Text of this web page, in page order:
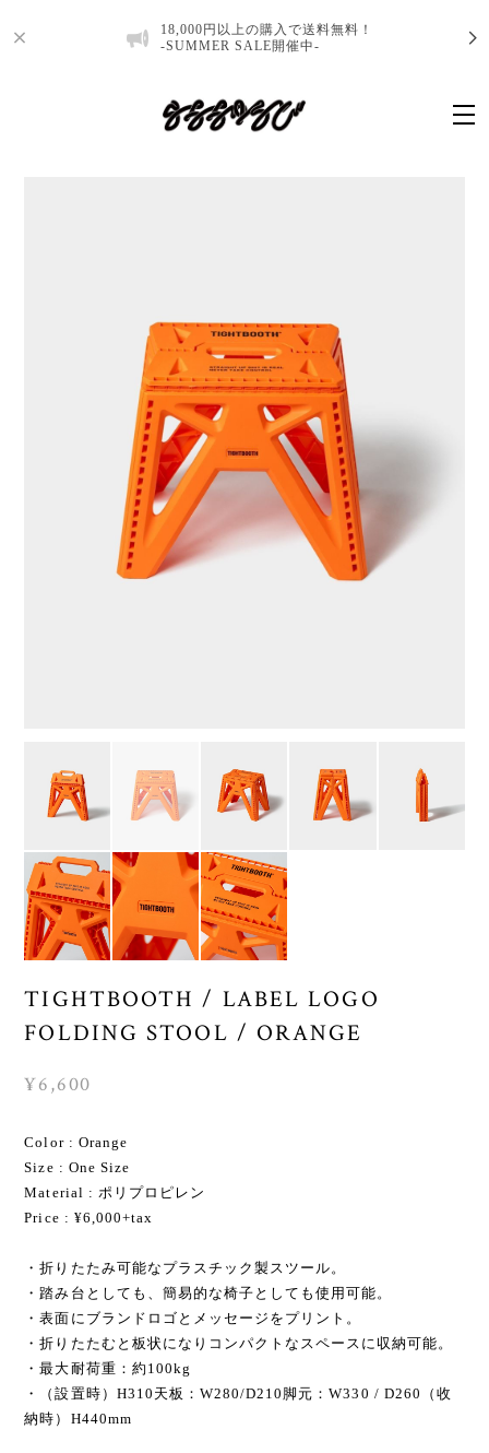
18,000円以上の購入で送料無料！
-SUMMER SALE開催中-
TIGHTBOOTH / LABEL LOGO
FOLDING STOOL / ORANGE
¥6,600
Color : Orange
Size : One Size
Material : ポリプロピレン
Price : ¥6,000+tax
・折りたたみ可能なプラスチック製スツール。
・踏み台としても、簡易的な椅子としても使用可能。
・表面にブランドロゴとメッセージをプリント。
・折りたたむと板状になりコンパクトなスペースに収納可能。
・最大耐荷重：約100kg
・（設置時）H310天板：W280/D210脚元：W330 / D260（收
納時）H440mm